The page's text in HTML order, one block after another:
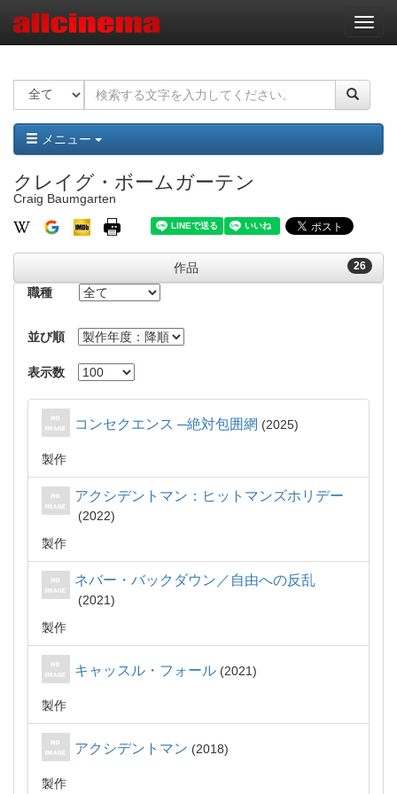
ナ
ビ
ー
ョ
ン
メニュー
クレイグ・ボームガーテン
Craig Baumgarten
26
作品
職種
並び順
表示数
コンセクエンス ─絶対包囲網 2025
製作
アクシデントマン：ヒットマンズホリデー
2022
製作
ネバー・バックダウン／自由への反乱
2021
製作
キャッスル・フォール 2021
製作
アクシデントマン 2018
製作